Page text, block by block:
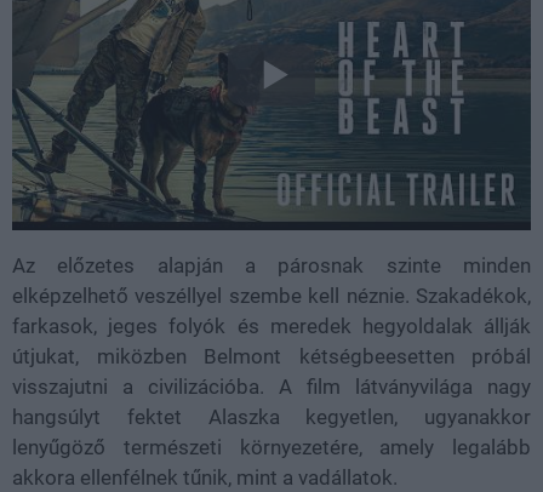
Az előzetes alapján a párosnak szinte minden
elképzelhető veszéllyel szembe kell néznie. Szakadékok,
farkasok, jeges folyók és meredek hegyoldalak állják
útjukat, miközben Belmont kétségbeesetten próbál
visszajutni a civilizációba. A film látványvilága nagy
hangsúlyt fektet Alaszka kegyetlen, ugyanakkor
lenyűgöző természeti környezetére, amely legalább
akkora ellenfélnek tűnik, mint a vadállatok.